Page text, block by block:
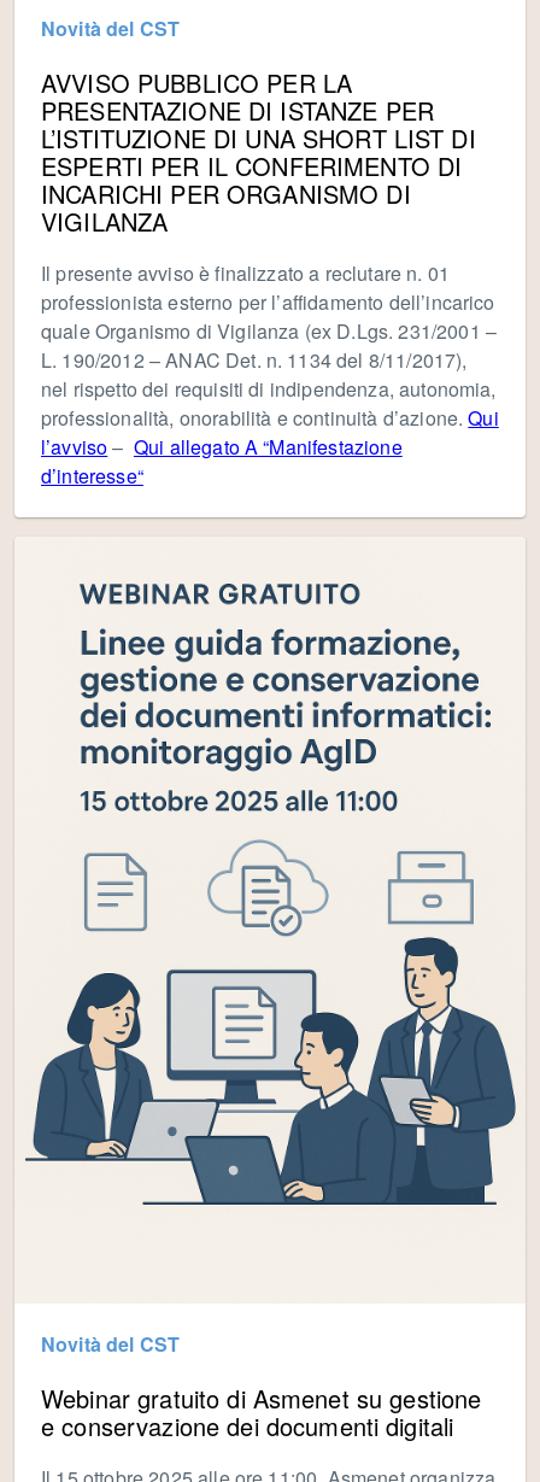
Novità del CST
AVVISO PUBBLICO PER LA
PRESENTAZIONE DI ISTANZE PER
L’ISTITUZIONE DI UNA SHORT LIST DI
ESPERTI PER IL CONFERIMENTO DI
INCARICHI PER ORGANISMO DI
VIGILANZA
Il presente avviso è finalizzato a reclutare n. 01
professionista esterno per l’affidamento dell’incarico
quale Organismo di Vigilanza (ex D.Lgs. 231/2001 –
L. 190/2012 – ANAC Det. n. 1134 del 8/11/2017),
nel rispetto dei requisiti di indipendenza, autonomia,
professionalità, onorabilità e continuità d’azione.Qui
l’avviso– Qui allegato A “Manifestazione
d’interesse“
Novità del CST
Webinar gratuito di Asmenet su gestione
e conservazione dei documenti digitali